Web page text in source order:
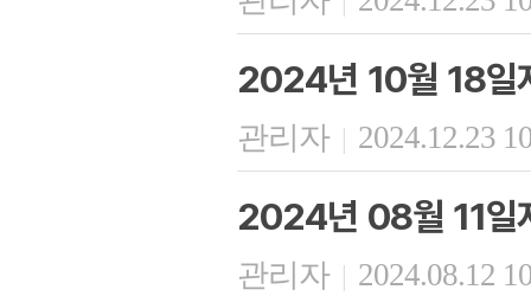
2024년 10월 18일
관리자 | 2024.12.23
2024년 08월 11일
관리자 | 2024.08.12